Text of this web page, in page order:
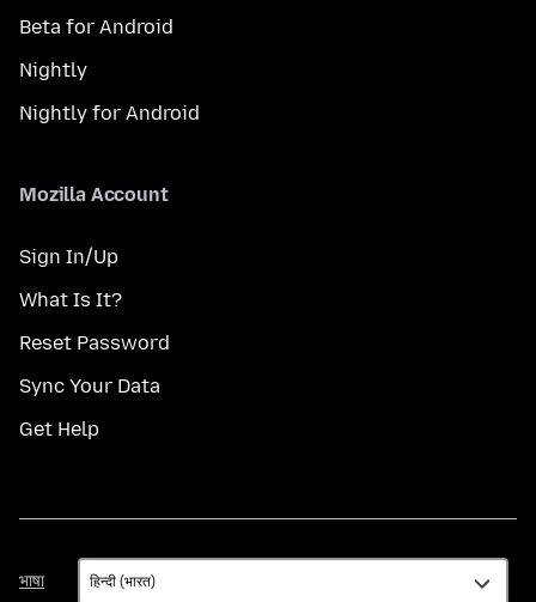
Beta for Android
Nightly
Nightly for Android
Mozilla Account
Sign In/Up
What Is It?
Reset Password
Sync Your Data
Get Help
भाषा
भाषा